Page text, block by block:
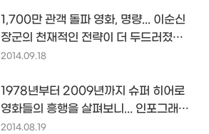
1,700만 관객 돌파 영화, 명량... 이순신
장군의 천재적인 전략이 더 두드러졌다
면 좋았겠지만...
2014.09.18
1978년부터 2009년까지 슈퍼 히어로
영화들의 흥행을 살펴보니... 인포그래픽
by KoldCastTV
2014.08.19